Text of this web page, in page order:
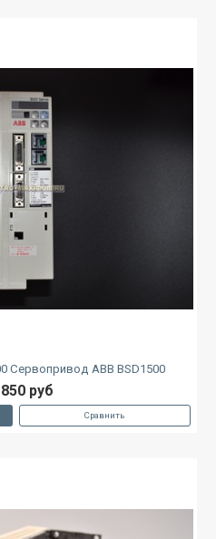
Сервопривод ABB BSD1500
руб
Сравнить